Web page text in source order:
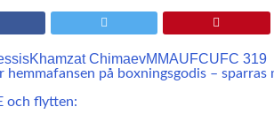
Khamzat ChimaevMMAUFCUFC 319
hemmafansen på boxningsgodis –
och flytten: